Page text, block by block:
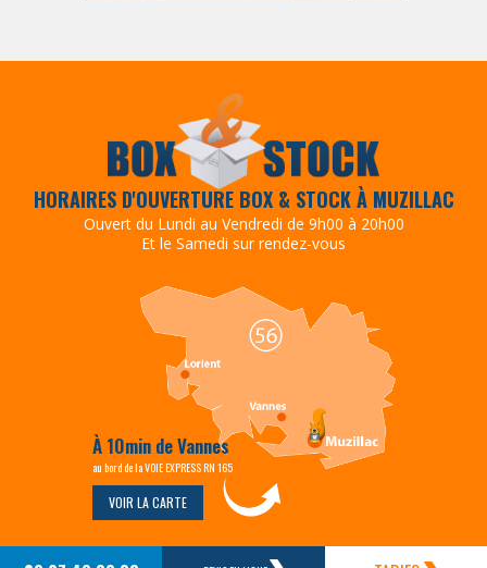
HORAIRES D'OUVERTURE BOX & STOCK À MUZILLAC
Ouvert du Lundi au Vendredi de 9h00 à 20h00
Et le Samedi sur rendez-vous
À 10min de Vannes
au bord de la VOIE EXPRESS RN 165
VOIR LA CARTE